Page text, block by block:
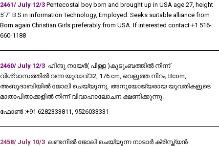
2461/ July 12/3 Pentecostal boy born and brought up in USA age 27, height
5’7″ B.S in information Technology, Employed. Seeks suitable alliance from
Born again Christian Girls preferably from USA. If interested contact +1 516-
660-1188
2460/ July 12/3 ഹിന്ദു നായർ( പിള്ള )കുടുംബത്തിൽ നിന്ന്
വിശ്വാസത്തിൽ വന്ന യുവാവ് 32, 176 cm, വെളുത്ത നിറം, Bcom,
അബുദാബിയിൽ ജോലി ചെയ്യുന്നു. അനുയോജ്യരായ യുവതികളുടെ
മാതാപിതാക്കളിൽ നിന്ന് വിവാഹാലോചന ക്ഷണിക്കുന്നു.
ഫോൺ :+91 6282333811, 9526033331
2458/ July 10/3 ലണ്ടനിൽ ജോലി ചെയ്യുന്ന നാടാർ ക്രിസ്ത്യൻ